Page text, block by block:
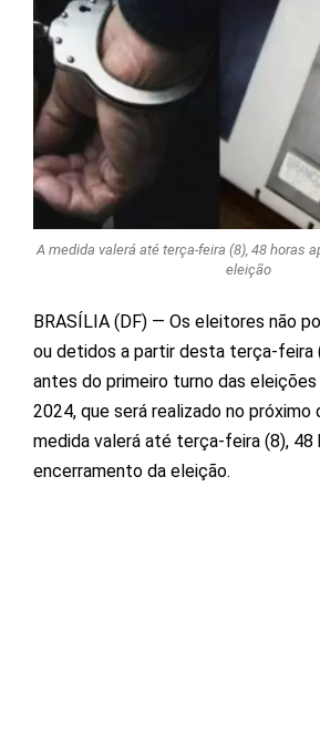
A medida valerá até terça-feira (8), 48 horas
eleição
BRASÍLIA (DF) — Os eleitores não
ou detidos a partir desta terça-feira
antes do primeiro turno das eleições
2024, que será realizado no próximo
medida valerá até terça-feira (8), 48
encerramento da eleição.